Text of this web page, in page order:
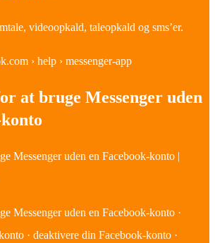
videoopkald, taleopkald og sms’er.
› help › messenger-app
at bruge Messenger uden
Messenger uden en Facebook-konto |
Messenger uden en Facebook-konto ·
· deaktivere din Facebook-konto ·